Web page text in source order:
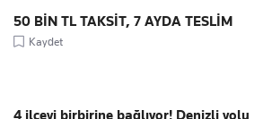
50 BİN TL TAKSİT, 7 AYDA TESLİM
Kaydet
4 ilçeyi birbirine bağlıyor! Denizli yolu